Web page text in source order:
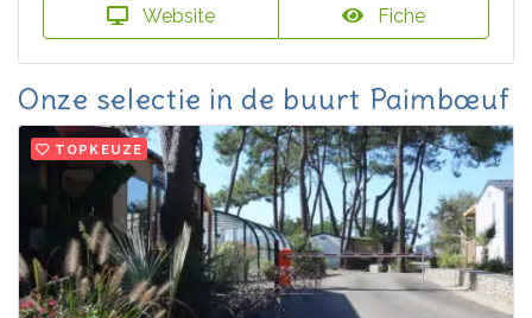
Website Fiche
Onze selectie in de buurt Paimbœuf
TOPKEUZE